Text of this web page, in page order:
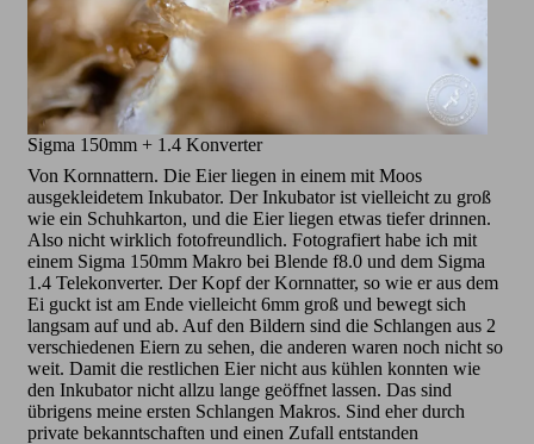
Sigma 150mm + 1.4 Konverter
Von Kornnattern. Die Eier liegen in einem mit Moos
ausgekleidetem Inkubator. Der Inkubator ist vielleicht zu groß
wie ein Schuhkarton, und die Eier liegen etwas tiefer drinnen.
Also nicht wirklich fotofreundlich. Fotografiert habe ich mit
einem Sigma 150mm Makro bei Blende f8.0 und dem Sigma
1.4 Telekonverter. Der Kopf der Kornnatter, so wie er aus dem
Ei guckt ist am Ende vielleicht 6mm groß und bewegt sich
langsam auf und ab. Auf den Bildern sind die Schlangen aus 2
verschiedenen Eiern zu sehen, die anderen waren noch nicht so
weit. Damit die restlichen Eier nicht aus kühlen konnten wie
den Inkubator nicht allzu lange geöffnet lassen. Das sind
übrigens meine ersten Schlangen Makros. Sind eher durch
private bekanntschaften und einen Zufall entstanden